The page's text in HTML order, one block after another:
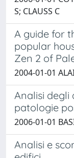
S; CLAUSS C
A guide for
popular
Zen 2 of
2004-01-01
Analisi degli
patologie
2006-01-01
Analisi e